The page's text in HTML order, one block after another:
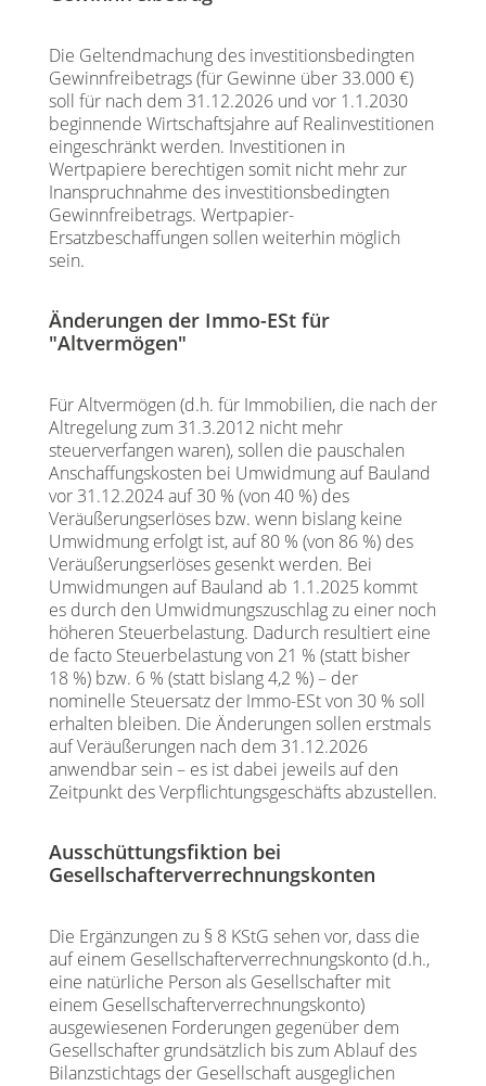
Die Geltendmachung des investitionsbedingten
Gewinnfreibetrags (für Gewinne über 33.000 €)
soll für nach dem 31.12.2026 und vor 1.1.2030
beginnende Wirtschaftsjahre auf Realinvestitionen
eingeschränkt werden. Investitionen in
Wertpapiere berechtigen somit nicht mehr zur
Inanspruchnahme des investitionsbedingten
Gewinnfreibetrags. Wertpapier-
Ersatzbeschaffungen sollen weiterhin möglich
sein.
Änderungen der Immo-ESt für
"Altvermögen"
Für Altvermögen (d.h. für Immobilien, die nach der
Altregelung zum 31.3.2012 nicht mehr
steuerverfangen waren), sollen die pauschalen
Anschaffungskosten bei Umwidmung auf Bauland
vor 31.12.2024 auf 30 % (von 40 %) des
Veräußerungserlöses bzw. wenn bislang keine
Umwidmung erfolgt ist, auf 80 % (von 86 %) des
Veräußerungserlöses gesenkt werden. Bei
Umwidmungen auf Bauland ab 1.1.2025 kommt
es durch den Umwidmungszuschlag zu einer noch
höheren Steuerbelastung. Dadurch resultiert eine
de facto Steuerbelastung von 21 % (statt bisher
18 %) bzw. 6 % (statt bislang 4,2 %) – der
nominelle Steuersatz der Immo-ESt von 30 % soll
erhalten bleiben. Die Änderungen sollen erstmals
auf Veräußerungen nach dem 31.12.2026
anwendbar sein – es ist dabei jeweils auf den
Zeitpunkt des Verpflichtungsgeschäfts abzustellen.
Ausschüttungsfiktion bei
Gesellschafterverrechnungskonten
Die Ergänzungen zu § 8 KStG sehen vor, dass die
auf einem Gesellschafterverrechnungskonto (d.h.,
eine natürliche Person als Gesellschafter mit
einem Gesellschafterverrechnungskonto)
ausgewiesenen Forderungen gegenüber dem
Gesellschafter grundsätzlich bis zum Ablauf des
Bilanzstichtags der Gesellschaft ausgeglichen